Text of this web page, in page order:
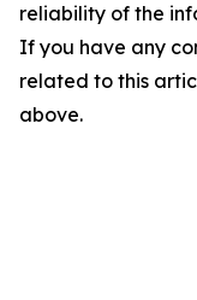
reliability of the
If you have any
related to this
above.